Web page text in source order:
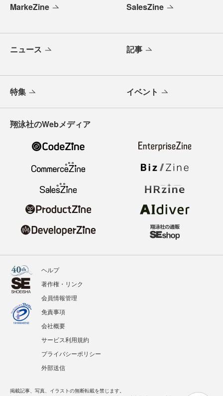
MarkeZine SalesZine
ニュース 記事
特集 イベント
翔泳社のWebメディア
ヘルプ
著作権・リンク
会員情報管理
免責事項
会社概要
サービス利用規約
プライバシーポリシー
外部送信
掲載記事、写真、イラストの無断転載を禁じます。